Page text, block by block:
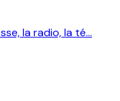
la radio, la té...